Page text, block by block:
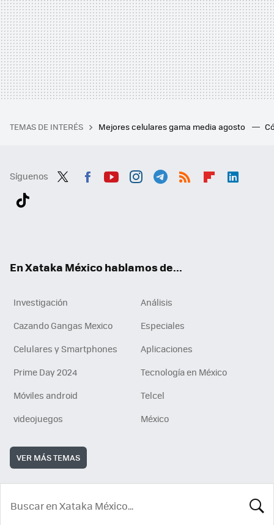
TEMAS DE INTERÉS Mejores celulares gama media agosto
Síguenos
En Xataka México hablamos de...
Investigación
Análisis
Cazando Gangas Mexico
Especiales
Celulares y Smartphones
Aplicaciones
Prime Day 2024
Tecnología en México
Móviles android
Telcel
videojuegos
México
VER MÁS TEMAS